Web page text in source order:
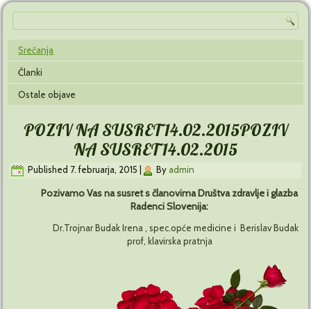
Srečanja
Članki
Ostale objave
POZIV NA SUSRET 14.02.2015POZIV
NA SUSRET 14.02.2015
Published 7. februarja, 2015 By admin
Pozivamo Vas na susret s članovima Društva zdravlje i glazba
Radenci Slovenija:
Dr.Trojnar Budak Irena , spec.opće medicine i Berislav Budak
prof, klavirska pratnja